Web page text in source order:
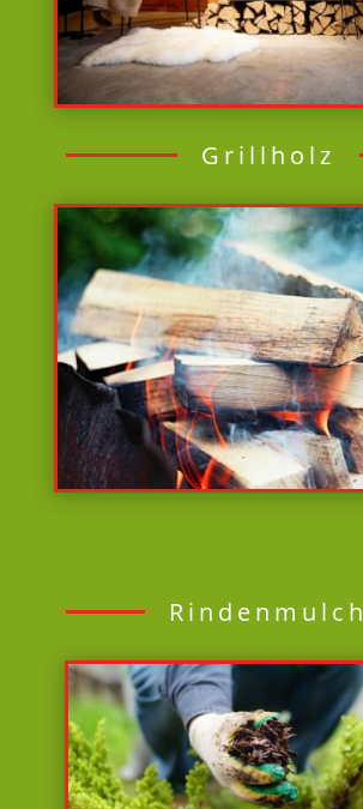
Grillholz
Rindenmulch